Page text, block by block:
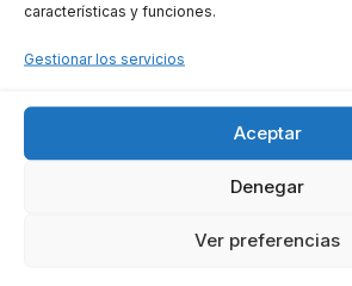
características y funciones.
Gestionar los servicios
Aceptar
Denegar
Ver preferencias
obligaciones contractuales.
Errores en la facturación:
han presentado.
Comunicación previa:
intentos de resolución